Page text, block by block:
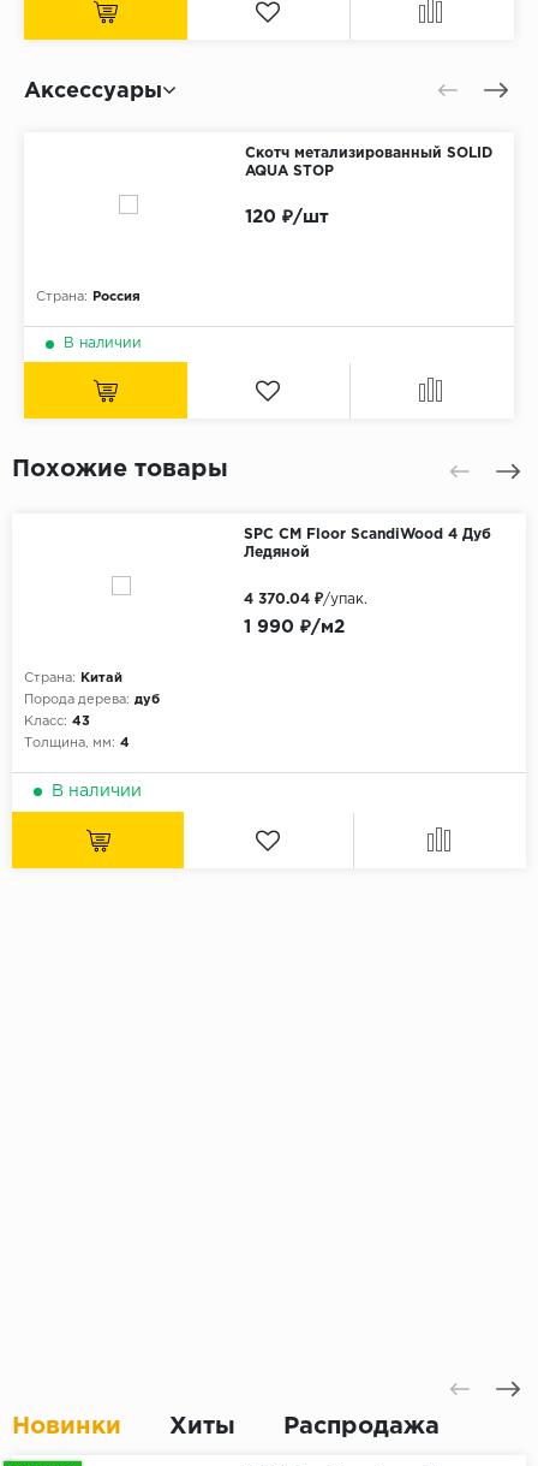
Аксессуары
Скотч метализированный SOLID
AQUA STOP
Страна: Россия
120 ₽/шт
В наличии
Похожие товары
SPC CM Floor ScandiWood 4 Дуб
Ледяной
Страна:
Китай
Порода дерева: дуб
Класс: 43
Толщина, мм: 4
1 990 ₽/м2
4 370.04 ₽/упак.
В наличии
Новинки Хиты Распродажа